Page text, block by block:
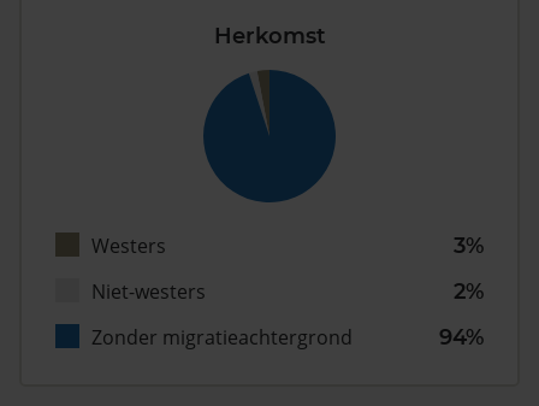
Herkomst
Westers
3%
Niet-westers
2%
Zonder migratieachtergrond
94%